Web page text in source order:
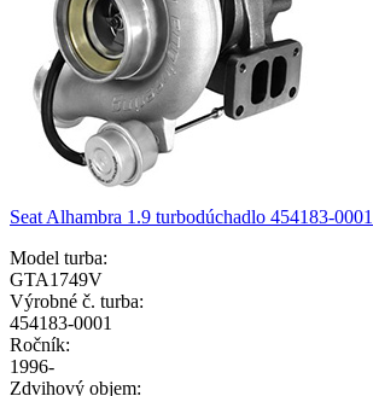
Seat Alhambra 1.9 turbodúchadlo 454183-0001
Model turba:
GTA1749V
Výrobné č. turba:
454183-0001
Ročník:
1996-
Zdvihový objem: